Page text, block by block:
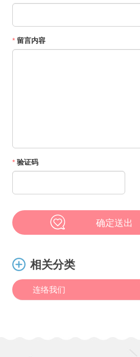
* 留言内容
* 验证码
确定送出
相关分类
连络我们